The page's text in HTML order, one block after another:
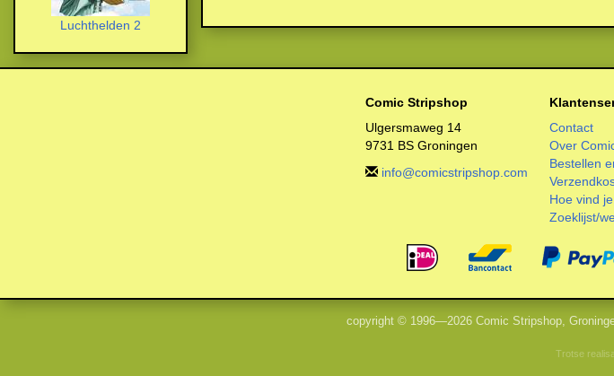
Luchthelden 2
Comic Stripshop
Ulgersmaweg 14
9731 BS Groningen
info@comicstripshop.com
Contact
Over
Bestellen
Hoe vind
Zoeklijst/
copyright © 1996—2026 Comic Stripshop,
Trotse